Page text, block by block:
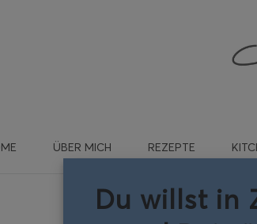
ÜBER MICH REZEPTE
Du willst in